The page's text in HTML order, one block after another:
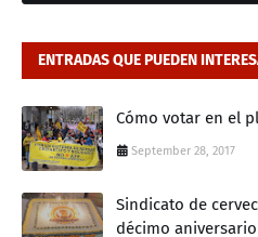
ENTRADAS QUE PUEDEN
Cómo votar en el
September 28, 2017
Sindicato de
décimo aniversario